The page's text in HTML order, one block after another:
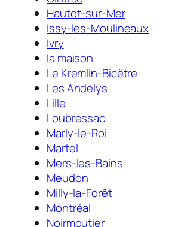
Hautot-sur-Mer
Issy-les-Moulineaux
Ivry
la maison
Le Kremlin-Bicêtre
Les Andelys
Lille
Loubressac
Marly-le-Roi
Martel
Mers-les-Bains
Meudon
Milly-la-Forêt
Montréal
Noirmoutier